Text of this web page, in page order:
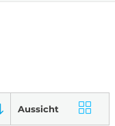
Aussicht